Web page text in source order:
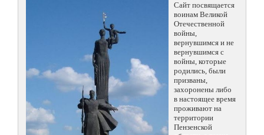
Сайт посвящается
воинам Великой
Отечественной
войны,
вернувшимся и не
вернувшимся с
войны, которые
родились, были
призваны,
захоронены либо
в настоящее время
проживают на
территории
Пензенской